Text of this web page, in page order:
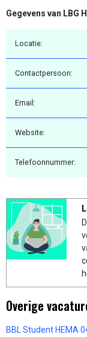
Gegevens van LBG
Locatie:
Contactpersoon:
Email:
Website:
Telefoonnummer:
Overige
BBL Student HEMA